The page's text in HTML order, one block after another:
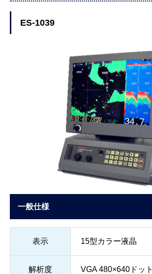
ES-1039
一般仕様
表示 15型カラー液晶
解析度 VGA 480×640ドット